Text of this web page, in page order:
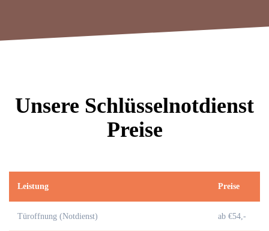
Unsere Schlüsselnotdienst
Preise
Leistung Preise
Türoffnung (Notdienst) ab €54,-